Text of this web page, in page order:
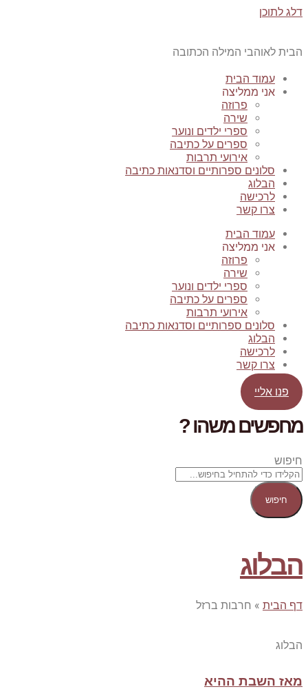
דלג לתוכן
הבית לאוהבי המילה הכתובה
עמוד הבית
אני ממליצה
פרוזה
שירה
ספרי ילדים ונוער
ספרים על כתיבה
אירועי תרבות
סלונים ספרותיים וסדנאות כתיבה
הבלוג
לרכישה
צרו קשר
עמוד הבית
אני ממליצה
פרוזה
שירה
ספרי ילדים ונוער
ספרים על כתיבה
אירועי תרבות
סלונים ספרותיים וסדנאות כתיבה
הבלוג
לרכישה
צרו קשר
פנו אליי
מחפשים משהו ?
חיפוש
חיפוש
הבלוג
דף הבית » חרבות ברזל
הבלוג
מאז השבת ההיא